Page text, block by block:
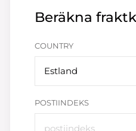
Beräkna
COUNTRY
Estland
POSTIINDEKS